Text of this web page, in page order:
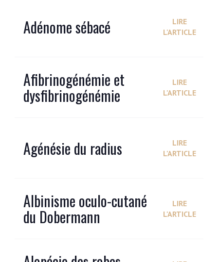
Adénome sébacé
LIRE
L'ARTICLE
Afibrinogénémie et
dysfibrinogénémie
LIRE
L'ARTICLE
Agénésie du radius
LIRE
L'ARTICLE
Albinisme oculo-cutané
du Dobermann
LIRE
L'ARTICLE